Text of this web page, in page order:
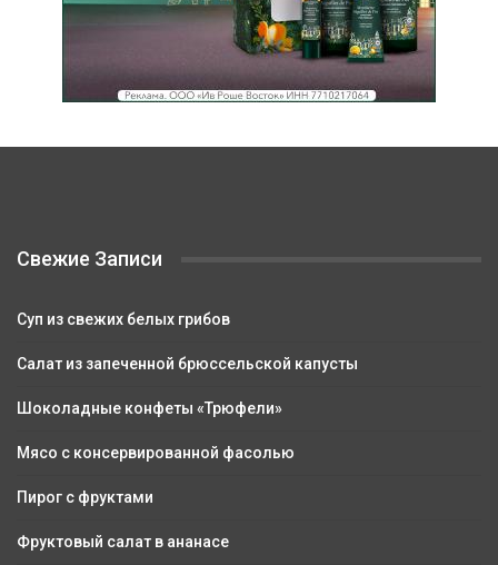
Свежие Записи
Суп из свежих белых грибов
Салат из запеченной брюссельской капусты
Шоколадные конфеты «Трюфели»
Мясо с консервированной фасолью
Пирог с фруктами
Фруктовый салат в ананасе